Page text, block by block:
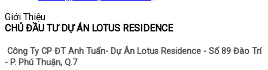
Giới Thiệu
CHỦ ĐẦU TƯ DỰ ÁN LOTUS RESIDENCE
Công Ty CP ĐT Anh Tuấn- Dự Án Lotus Residence - Số 89 Đào Trí
- P. Phú Thuận, Q.7